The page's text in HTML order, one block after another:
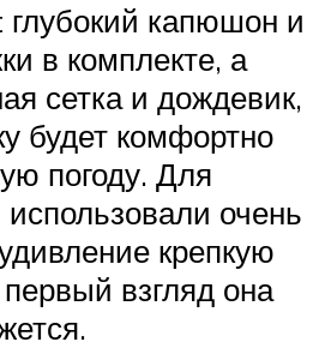
капюшон и
в комплекте, а
сетка и дождевик,
будет комфортно
погоду. Для
очень
крепкую
взгляд она